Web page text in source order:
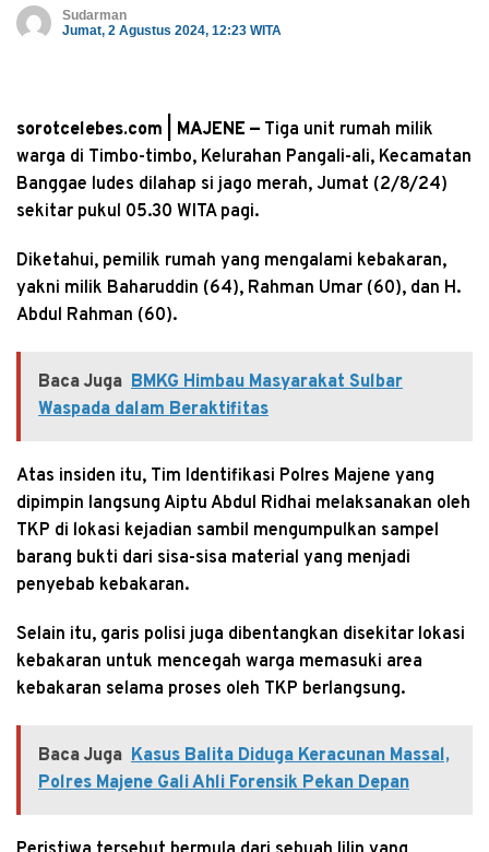
Sudarman
Jumat, 2 Agustus 2024, 12:23 WITA
sorotcelebes.com | MAJENE — Tiga unit rumah milik
warga di Timbo-timbo, Kelurahan Pangali-ali, Kecamatan
Banggae ludes dilahap si jago merah, Jumat (2/8/24)
sekitar pukul 05.30 WITA pagi.
Diketahui, pemilik rumah yang mengalami kebakaran,
yakni milik Baharuddin (64), Rahman Umar (60), dan H.
Abdul Rahman (60).
Baca Juga BMKG Himbau Masyarakat Sulbar
Waspada dalam Beraktifitas
Atas insiden itu, Tim Identifikasi Polres Majene yang
dipimpin langsung Aiptu Abdul Ridhai melaksanakan oleh
TKP di lokasi kejadian sambil mengumpulkan sampel
barang bukti dari sisa-sisa material yang menjadi
penyebab kebakaran.
Selain itu, garis polisi juga dibentangkan disekitar lokasi
kebakaran untuk mencegah warga memasuki area
kebakaran selama proses oleh TKP berlangsung.
Baca Juga Kasus Balita Diduga Keracunan Massal,
Polres Majene Gali Ahli Forensik Pekan Depan